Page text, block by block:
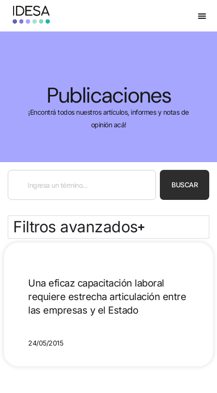
Publicaciones
¡Encontrá todos nuestros artículos, informes y notas de
opinión acá!
BUSCAR
Filtros avanzados
Una eficaz capacitación laboral
requiere estrecha articulación entre
las empresas y el Estado
24/05/2015